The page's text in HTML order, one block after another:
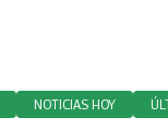
NOTICIAS HOY